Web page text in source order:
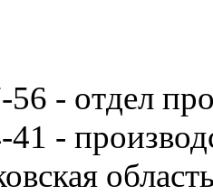
56 - отдел
-